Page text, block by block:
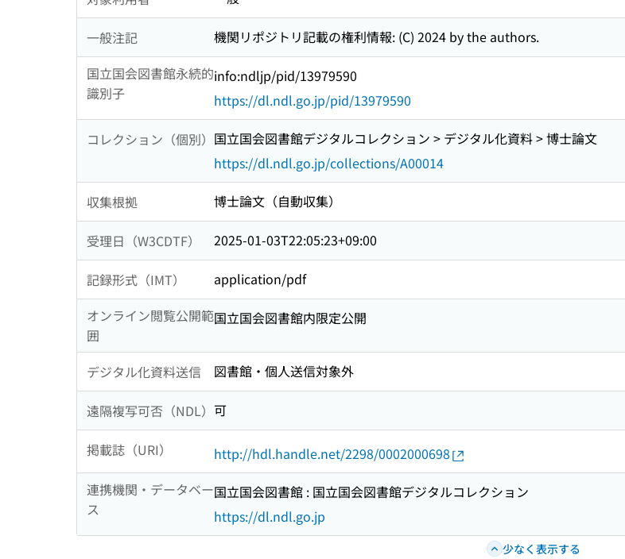
一般注記
機関リポジトリ記載の権利情報: (C) 2024 by the authors.
国立国会図書館永続的
識別子
info:ndljp/pid/13979590
https://dl.ndl.go.jp/pid/13979590
コレクション（個別） 国立国会図書館デジタルコレクション > デジタル化資料 > 博士論文
https://dl.ndl.go.jp/collections/A00014
収集根拠 博士論文（自動収集）
受理日（W3CDTF） 2025-01-03T22:05:23+09:00
記録形式（IMT）
application/pdf
オンライン閲覧公開範
囲
国立国会図書館内限定公開
デジタル化資料送信 図書館・個人送信対象外
遠隔複写可否（NDL） 可
掲載誌（URI）
http://hdl.handle.net/2298/0002000698
連携機関・データベー
ス
国立国会図書館 : 国立国会図書館デジタルコレクション
https://dl.ndl.go.jp
少なく表示する